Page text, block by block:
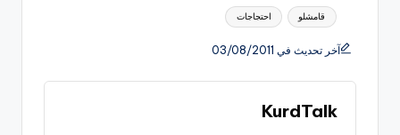
العلامات: احتجاجات قامشلو
آخر تحديث في 03/08/2011
KurdTalk